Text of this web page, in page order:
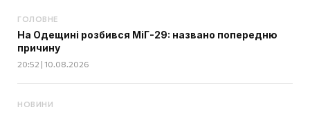
ГОЛОВНЕ
На Одещині розбився МіГ-29: названо попередню
причину
20:52 | 10.08.2026
НОВИНИ